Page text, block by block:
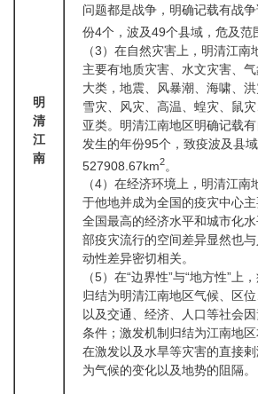
明
清
江
南
问题都是战争，明确记载有战
份4个，波及49个县域，危及范
（3）在自然灾害上，明清江南
主要有地质灾害、水文灾害、
大类，地震、风暴潮、海啸、洪
雪灾、风灾、高温、蝗灾、鼠
亚类。明清江南地区明确记载
发生的年份95个，致疫波及县
527908.67km2。
（4）在经济环境上，明清江南
于他地并成为全国的疫灾中心
全国最高的经济水平和城市化
部疫灾流行的空间差异显然也
动性差异密切相关。
（5）在“边界性”与“地方性”上
归结为明清江南地区气候、区
以及交通、经济、人口等社会
条件；激发机制归结为江南地
在激发以及水旱等灾害的直接
为气候的变化以及地势的阻隔。